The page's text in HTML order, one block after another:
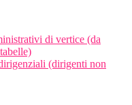
di vertice (da
(dirigenti non